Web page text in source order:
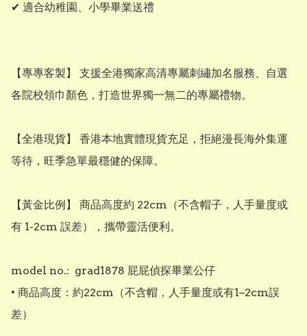
✔ 適合幼稚園、小學畢業送禮
​【專專客製】 支援全港獨家高清專屬刺繡加名服務、自選
各院校領巾顏色，打造世界獨一無二的專屬禮物。
​【全港現貨】 香港本地實體現貨充足，拒絕漫長海外集運
等待，旺季急單最穩健的保障。
​【黃金比例】 商品高度約 22cm（不含帽子，人手量度或
有 1-2cm 誤差），攜帶靈活便利。
model no.:  grad1878 屁屁偵探畢業公仔
• 商品高度：約22cm（不含帽，人手量度或有1–2cm誤
差）